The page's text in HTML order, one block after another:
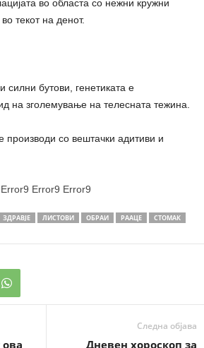
во областа со нежни кружни
текот на денот.
силни бутови, генетиката е
на зголемување на телесната тежина.
производи со вештачки адитиви и
Error9 Error9 Error9
ЗДРАВЈЕ ЛИСТОВИ ОБРАИ РААЦЕ
СТОМАК
ова
Следна објава
Дневен хороскоп за